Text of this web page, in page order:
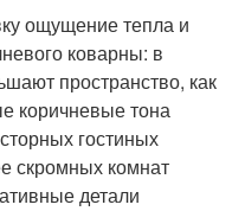
ощущение тепла и
коварны: в
пространство, как
коричневые тона
гостиных
скромных комнат
детали